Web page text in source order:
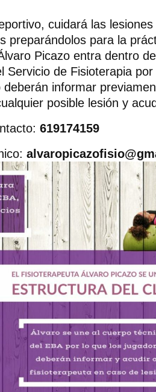
cuidará las
preparándolos para la
Picazo entra dentro
Servicio de Fisioterapia
deberán informar
posible lesión y
619174159